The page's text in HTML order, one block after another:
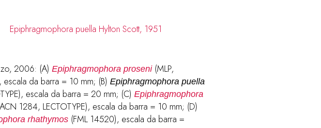
2006: (A) Epiphragmophora proseni(MLP,
escala da barra = 10 mm; (B) Epiphragmophora puella
escala da barra = 20 mm; (C) Epiphragmophora
1284, LECTOTYPE), escala da barra = 10 mm; (D)
rhathymos (FML 14520), escala da barra =